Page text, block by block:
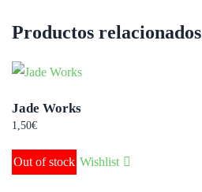
Productos relacionados
Jade Works
1,50€
Out of stock Wishlist